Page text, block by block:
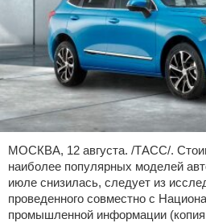
МОСКВА, 12 августа. /ТАСС/.
наиболее популярных моделей
июле снизилась, следует из
проведенного совместно с
промышленной информации (копия